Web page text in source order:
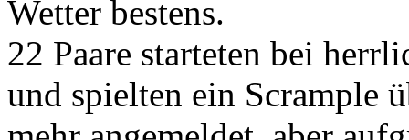
Wetter bestens.
22 Paare starteten bei
und spielten ein Scrample